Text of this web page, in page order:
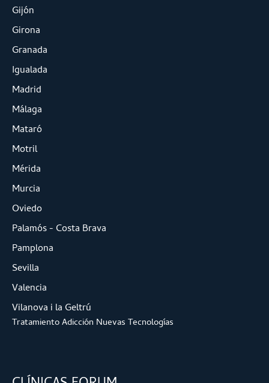
Gijón
Girona
Granada
Igualada
Madrid
Málaga
Mataró
Motril
Mérida
Murcia
Oviedo
Palamós - Costa Brava
Pamplona
Sevilla
Valencia
Vilanova i la Geltrú
Tratamiento Adicción Nuevas Tecnologías